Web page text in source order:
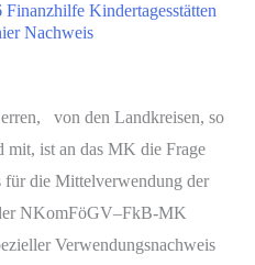
Kindertagesstätten
Nachweis
von den Landkreisen, so
mit, ist an das MK die Frage
für die Mittelverwendung der
NKomFöGV–FkB-MK
Verwendungsnachweis